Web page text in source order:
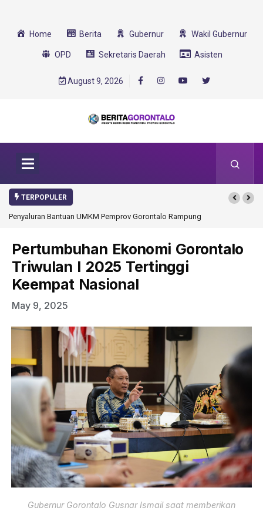
Home Berita Gubernur Wakil Gubernur
OPD Sekretaris Daerah Asisten
August 9, 2026
TERPOPULER
Penyaluran Bantuan UMKM Pemprov Gorontalo RampungGorontalo Ikut
Pertumbuhan Ekonomi Gorontalo
Triwulan I 2025 Tertinggi
Keempat Nasional
May 9, 2025
Gubernur Gorontalo Gusnar Ismail saat memberikan